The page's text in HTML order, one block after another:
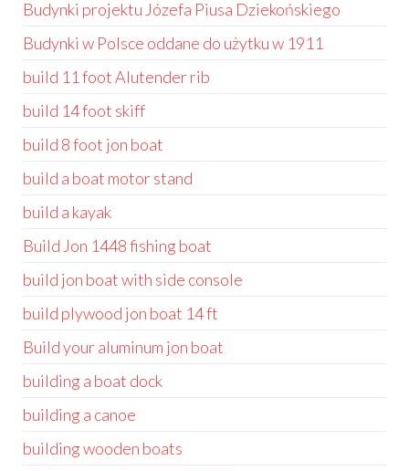
Budynki projektu Józefa Piusa Dziekońskiego
Budynki w Polsce oddane do użytku w 1911
build 11 foot Alutender rib
build 14 foot skiff
build 8 foot jon boat
build a boat motor stand
build a kayak
Build Jon 1448 fishing boat
build jon boat with side console
build plywood jon boat 14 ft
Build your aluminum jon boat
building a boat dock
building a canoe
building wooden boats